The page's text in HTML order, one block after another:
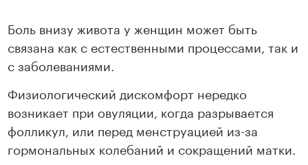
Боль внизу живота у женщин может быть
связана как с естественными процессами, так и
с заболеваниями.
Физиологический дискомфорт нередко
возникает при овуляции, когда разрывается
фолликул, или перед менструацией из-за
гормональных колебаний и сокращений матки.